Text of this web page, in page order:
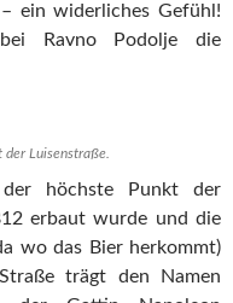
ein widerliches Gefühl!
Ravno Podolje die
Luisenstraße.
höchste Punkt der
erbaut wurde und die
wo das Bier herkommt)
trägt den Namen